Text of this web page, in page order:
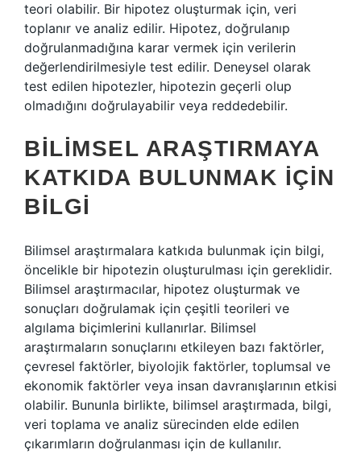
teori olabilir. Bir hipotez oluşturmak için, veri
toplanır ve analiz edilir. Hipotez, doğrulanıp
doğrulanmadığına karar vermek için verilerin
değerlendirilmesiyle test edilir. Deneysel olarak
test edilen hipotezler, hipotezin geçerli olup
olmadığını doğrulayabilir veya reddedebilir.
BILIMSEL ARAŞTIRMAYA
KATKIDA BULUNMAK İÇIN
BILGI
Bilimsel araştırmalara katkıda bulunmak için bilgi,
öncelikle bir hipotezin oluşturulması için gereklidir.
Bilimsel araştırmacılar, hipotez oluşturmak ve
sonuçları doğrulamak için çeşitli teorileri ve
algılama biçimlerini kullanırlar. Bilimsel
araştırmaların sonuçlarını etkileyen bazı faktörler,
çevresel faktörler, biyolojik faktörler, toplumsal ve
ekonomik faktörler veya insan davranışlarının etkisi
olabilir. Bununla birlikte, bilimsel araştırmada, bilgi,
veri toplama ve analiz sürecinden elde edilen
çıkarımların doğrulanması için de kullanılır.